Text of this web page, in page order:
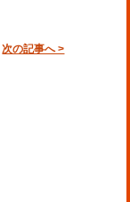
次の記事へ >